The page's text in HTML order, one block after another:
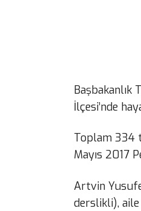
Başbakanlık
İlçesi’nde
Toplam 334
Mayıs 2017
Artvin
derslikli), aile